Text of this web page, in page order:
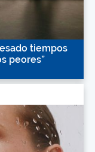
tiempos
peores”